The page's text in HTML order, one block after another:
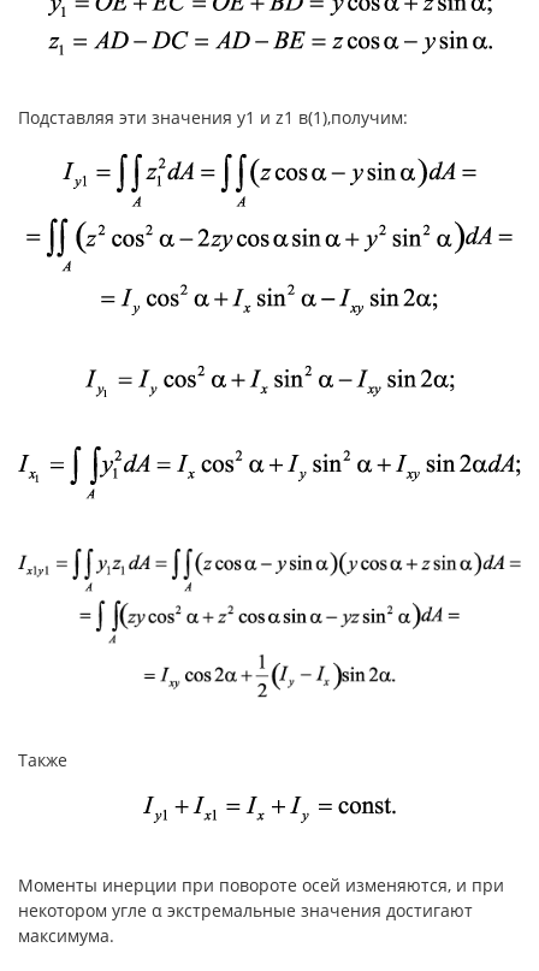
Подставляя эти значения y1 и z1 в(1),получим:
Также
Моменты инерции при повороте осей изменяются, и при
некотором угле α экстремальные значения достигают
максимума.